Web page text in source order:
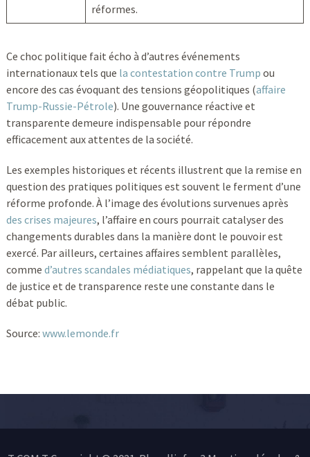
réformes.
Ce choc politique fait écho à d’autres événements
internationaux tels que la contestation contre Trump ou
encore des cas évoquant des tensions géopolitiques (affaire
Trump-Russie-Pétrole). Une gouvernance réactive et
transparente demeure indispensable pour répondre
efficacement aux attentes de la société.
Les exemples historiques et récents illustrent que la remise en
question des pratiques politiques est souvent le ferment d’une
réforme profonde. À l’image des évolutions survenues après
des crises majeures, l’affaire en cours pourrait catalyser des
changements durables dans la manière dont le pouvoir est
exercé. Par ailleurs, certaines affaires semblent parallèles,
comme d’autres scandales médiatiques, rappelant que la quête
de justice et de transparence reste une constante dans le
débat public.
Source: www.lemonde.fr